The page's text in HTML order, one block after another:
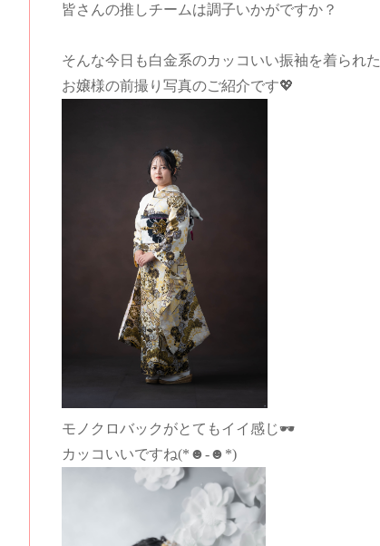
皆さんの推しチームは調子いかがですか？
そんな今日も白金系のカッコいい振袖を着られた
お嬢様の前撮り写真のご紹介です💖
モノクロバックがとてもイイ感じ🕶
カッコいいですね(*☻-☻*)